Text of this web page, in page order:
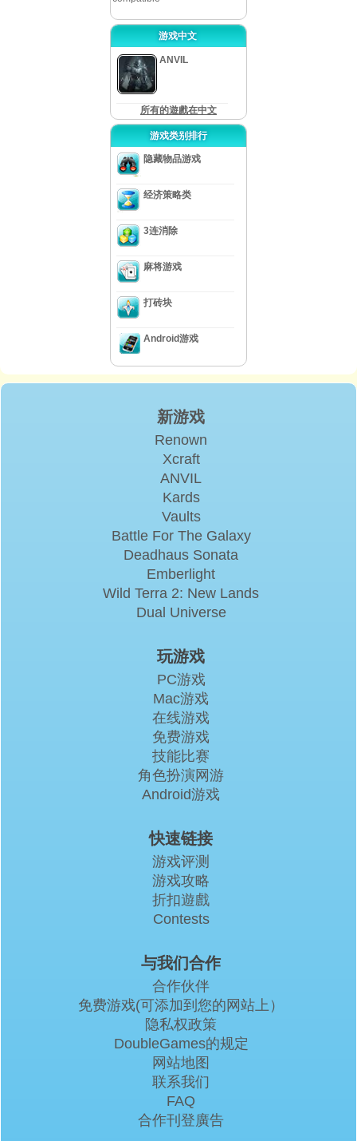
游戏中文
ANVIL
所有的遊戲在中文
游戏类别排行
隐藏物品游戏
经济策略类
3连消除
麻将游戏
打砖块
Android游戏
新游戏
Renown
Xcraft
ANVIL
Kards
Vaults
Battle For The Galaxy
Deadhaus Sonata
Emberlight
Wild Terra 2: New Lands
Dual Universe
玩游戏
PC游戏
Mac游戏
在线游戏
免费游戏
技能比赛
角色扮演网游
Android游戏
快速链接
游戏评测
游戏攻略
折扣遊戲
Contests
与我们合作
合作伙伴
免费游戏(可添加到您的网站上）
隐私权政策
DoubleGames的规定
网站地图
联系我们
FAQ
合作刊登廣告